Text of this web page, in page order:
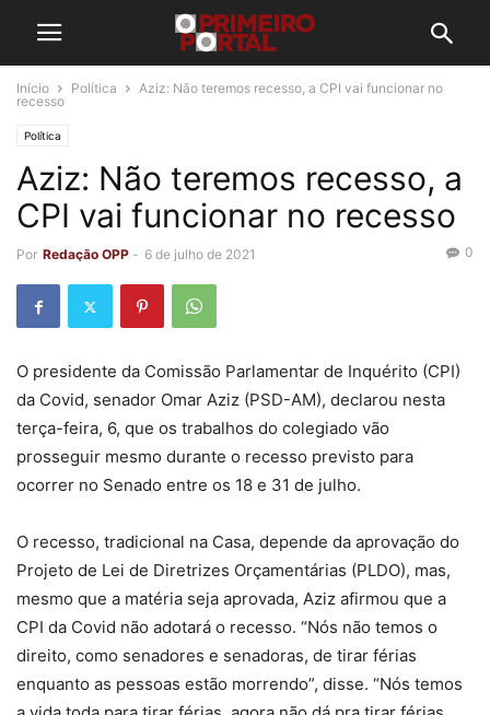
Início Política
Aziz: Não teremos recesso, a CPI vai funcionar no
recesso
Política
Aziz: Não teremos recesso, a
CPI vai funcionar no recesso
Por Redação OPP - 6 de julho de 2021 0
O presidente da Comissão Parlamentar de Inquérito (CPI)
da Covid, senador Omar Aziz (PSD-AM), declarou nesta
terça-feira, 6, que os trabalhos do colegiado vão
prosseguir mesmo durante o recesso previsto para
ocorrer no Senado entre os 18 e 31 de julho.
O recesso, tradicional na Casa, depende da aprovação do
Projeto de Lei de Diretrizes Orçamentárias (PLDO), mas,
mesmo que a matéria seja aprovada, Aziz afirmou que a
CPI da Covid não adotará o recesso. “Nós não temos o
direito, como senadores e senadoras, de tirar férias
enquanto as pessoas estão morrendo”, disse. “Nós temos